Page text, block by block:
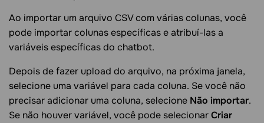
Ao importar um arquivo CSV com várias colunas, você
pode importar colunas específicas e atribuí-las a
variáveis específicas do chatbot.
Depois de fazer upload do arquivo, na próxima janela,
selecione uma variável para cada coluna. Se você não
precisar adicionar uma coluna, selecione Não importar.
Se não houver variável, você pode selecionarCriar